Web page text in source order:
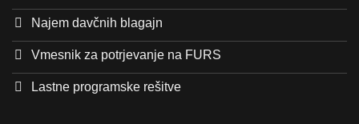
Najem davčnih blagajn
Vmesnik za potrjevanje na FURS
Lastne programske rešitve